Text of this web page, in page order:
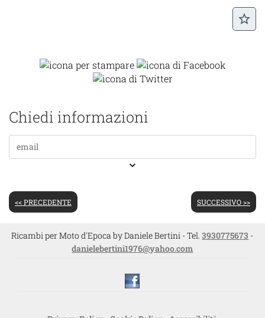
star_border
Chiedi informazioni
keyboard_arrow_down
<< PRECEDENTE SUCCESSIVO >>
Ricambi per Moto d'Epoca by Daniele Bertini - Tel.3930775673 -
danielebertini1976@yahoo.com